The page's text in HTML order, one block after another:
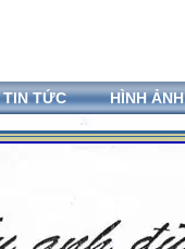
TIN TỨC HÌNH ẢNH